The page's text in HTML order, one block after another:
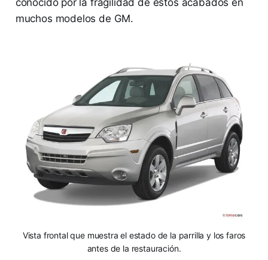
conocido por la fragilidad de estos acabados en
muchos modelos de GM.
Vista frontal que muestra el estado de la parrilla y los faros
antes de la restauración.